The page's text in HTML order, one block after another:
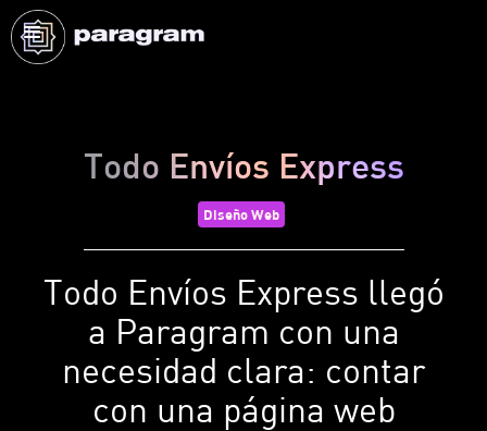
Todo Envíos Express
Diseño Web
Todo Envíos Express llegó
a Paragram con una
necesidad clara: contar
con una página web